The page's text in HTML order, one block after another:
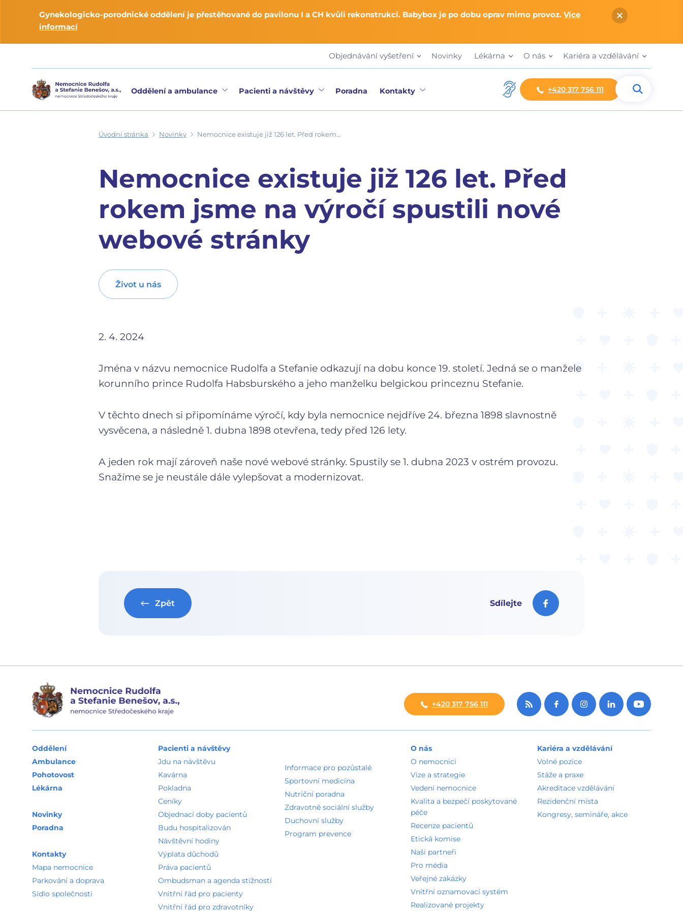
Gynekologicko-porodnické oddělení je přestěhované do pavilonu I a CH kvůli rekonstrukci. Babybox je po dobu oprav mimo provoz. Více
informací
Objednávání vyšetření Novinky Lékárna O nás Kariéra a vzdělávání
Oddělení a ambulance Pacienti a návštěvy Poradna Kontakty +420 317 756 111
Úvodní stránka Novinky Nemocnice existuje již 126 let. Před rokem…
Nemocnice existuje již 126 let. Před
rokem jsme na výročí spustili nové
webové stránky
Život u nás
2. 4. 2024
Jména v názvu nemocnice Rudolfa a Stefanie odkazují na dobu konce 19. století. Jedná se o manžele
korunního prince Rudolfa Habsburského a jeho manželku belgickou princeznu Stefanie.
V těchto dnech si připomínáme výročí, kdy byla nemocnice nejdříve 24. března 1898 slavnostně
vysvěcena, a následně 1. dubna 1898 otevřena, tedy před 126 lety.
A jeden rok mají zároveň naše nové webové stránky. Spustily se 1. dubna 2023 v ostrém provozu.
Snažíme se je neustále dále vylepšovat a modernizovat.
Zpět Sdílejte
+420 317 756 111
Oddělení
Ambulance
Pohotovost
Lékárna
Novinky
Poradna
Kontakty
Mapa nemocnice
Parkování a doprava
Sídlo společnosti
Pacienti a návštěvy
Jdu na návštěvu
Kavárna
Pokladna
Ceníky
Objednací doby pacientů
Budu hospitalizován
Návštěvní hodiny
Výplata důchodů
Práva pacientů
Ombudsman a agenda stížností
Vnitřní řád pro pacienty
Vnitřní řád pro zdravotníky
Informace pro pozůstalé
Sportovní medicína
Nutriční poradna
Zdravotně sociální služby
Duchovní služby
Program prevence
O nás
O nemocnici
Vize a strategie
Vedení nemocnice
Kvalita a bezpečí poskytované
péče
Recenze pacientů
Etická komise
Naši partneři
Pro média
Veřejné zakázky
Vnitřní oznamovací systém
Realizované projekty
Kariéra a vzdělávání
Volné pozice
Stáže a praxe
Akreditace vzdělávání
Rezidenční místa
Kongresy, semináře, akce